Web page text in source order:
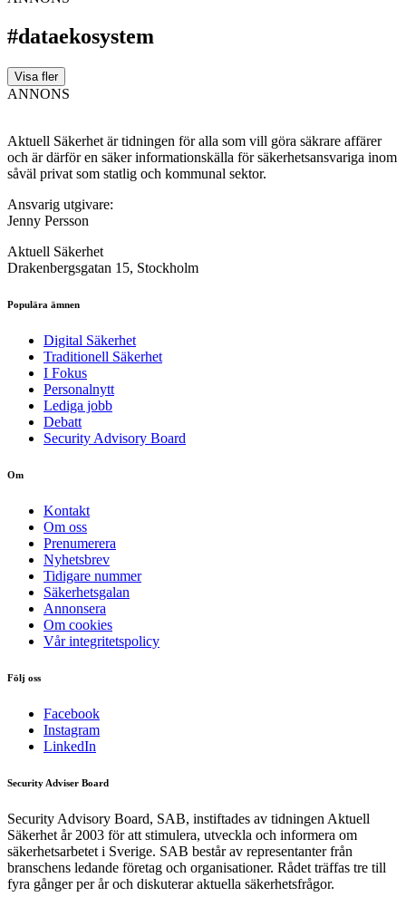
#dataekosystem
Visa fler
ANNONS
Aktuell Säkerhet är tidningen för alla som vill göra säkrare affärer
och är därför en säker informationskälla för säkerhets­ansvariga inom
såväl privat som statlig och kommunal sektor.
Ansvarig utgivare:
Jenny Persson
Aktuell Säkerhet
Drakenbergsgatan 15, Stockholm
Populära ämnen
Digital Säkerhet
Traditionell Säkerhet
I Fokus
Personalnytt
Lediga jobb
Debatt
Security Advisory Board
Om
Kontakt
Om oss
Prenumerera
Nyhetsbrev
Tidigare nummer
Säkerhetsgalan
Annonsera
Om cookies
Vår integritetspolicy
Följ oss
Facebook
Instagram
LinkedIn
Security Adviser Board
Security Advisory Board, SAB, instiftades av tidningen Aktuell
Säkerhet år 2003 för att stimulera, utveckla och informera om
säkerhetsarbetet i Sverige. SAB består av representanter från
branschens ledande företag och organisationer. Rådet träffas tre till
fyra gånger per år och diskuterar aktuella säkerhetsfrågor.